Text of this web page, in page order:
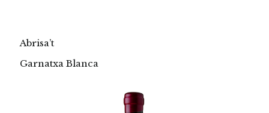
Abrisa’t
Garnatxa Blanca